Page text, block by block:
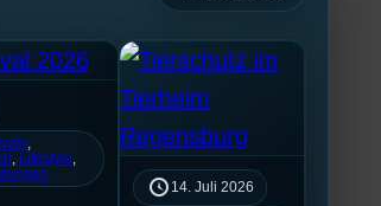
Lifestyle
14. Juli 2026